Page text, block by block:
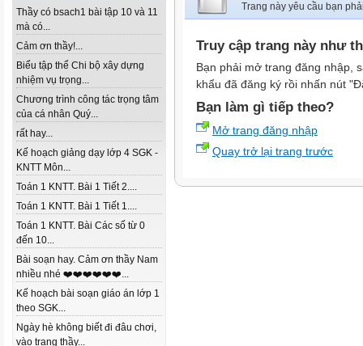
Thầy có bsach1 bài tập 10 và 11
mà có...
Cảm ơn thầy!...
Biểu tập thể Chi bộ xây dựng
nhiệm vụ trọng...
Chương trình công tác trọng tâm
của cá nhân Quý...
rất hay...
Kế hoạch giảng dạy lớp 4 SGK -
KNTT Môn...
Toán 1 KNTT. Bài 1 Tiết 2....
Toán 1 KNTT. Bài 1 Tiết 1....
Toán 1 KNTT. Bài Các số từ 0
đến 10...
Bài soạn hay. Cảm ơn thầy Nam
nhiều nhé ❤️❤️❤️❤️❤️❤️...
Kế hoạch bài soạn giáo án lớp 1
theo SGK...
Ngày hè không biết đi đâu chơi,
vào trang thầy...
Trang này yêu cầu bạn
Truy cập trang này như
Bạn phải mở trang đăng nhập,
khẩu đã đăng ký rồi nhấn nút
Bạn làm gì tiếp theo?
Mở trang đăng nhập
Quay trở lại trang trước